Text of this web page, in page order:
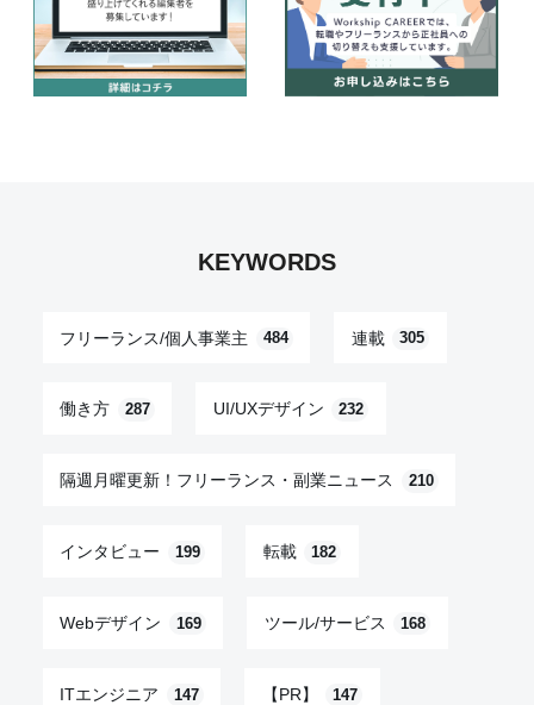
KEYWORDS
フリーランス/個人事業主 484 連載 305
働き方 287 UI/UXデザイン 232
隔週月曜更新！フリーランス・副業ニュース 210
インタビュー 199 転載 182
Webデザイン 169 ツール/サービス 168
ITエンジニア 147 【PR】 147